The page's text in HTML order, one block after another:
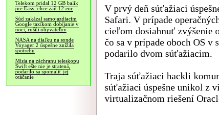
Telekom pridal 12 GB balík
pre Easy, chce zaň 12 eur
Súd zakázal samojazdiacim
Google taxíkom dobíjanie v
noci, rušili obyvateľov
NASA na diaľku na sonde
Voyager 2 úspešne znížila
spotrebu
Misia na záchranu teleskopu
Swift ešte nie je stratená,
podarilo sa spomaliť jej
otáčanie
V prvý deň súťažiaci
Safari. V prípade
cieľom dosiahnuť zvýšenie
čo sa v prípade oboch OS v
podarilo dvom súťažiacim.
Traja súťažiaci hackli
súťažiaci úspešne unikol z
virtualizačnom riešení